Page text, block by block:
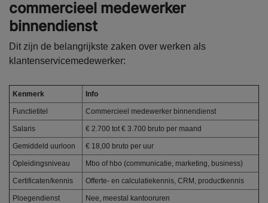
commercieel medewerker
binnendienst
Dit zijn de belangrijkste zaken over werken als
klantenservicemedewerker:
Kenmerk Info
Functietitel Commercieel medewerker binnendienst
Salaris € 2.700 tot € 3.700 bruto per maand
Gemiddeld uurloon € 18,00 bruto per uur
Opleidingsniveau Mbo of hbo (communicatie, marketing, business)
Certificaten/kennis Offerte- en calculatiekennis, CRM, productkennis
Ploegendienst Nee, meestal kantooruren